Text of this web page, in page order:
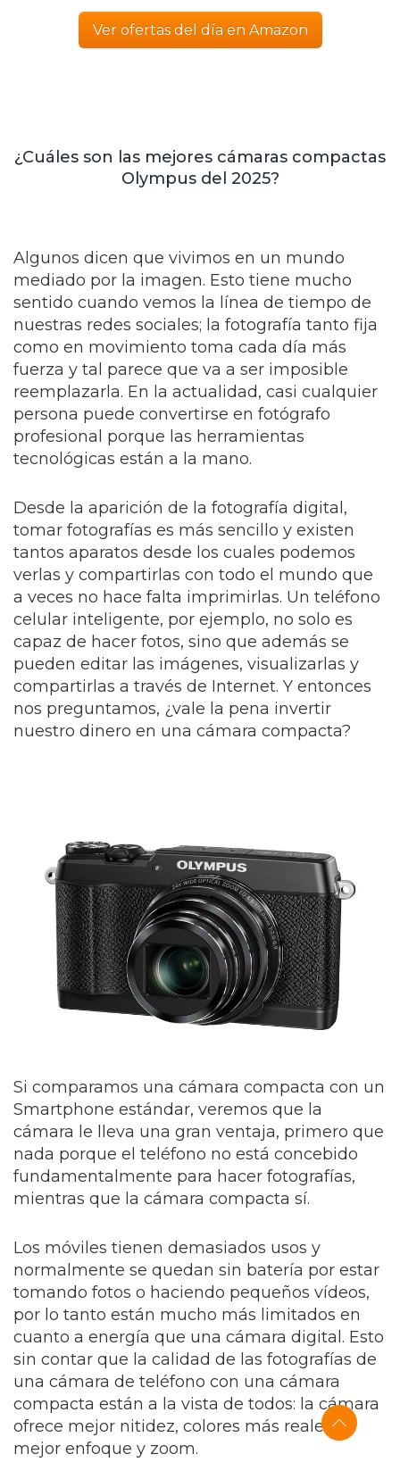
Ver ofertas del día en Amazon
¿Cuáles son las mejores cámaras compactas
Olympus del 2025?
Algunos dicen que vivimos en un mundo
mediado por la imagen. Esto tiene mucho
sentido cuando vemos la línea de tiempo de
nuestras redes sociales; la fotografía tanto fija
como en movimiento toma cada día más
fuerza y tal parece que va a ser imposible
reemplazarla. En la actualidad, casi cualquier
persona puede convertirse en fotógrafo
profesional porque las herramientas
tecnológicas están a la mano.
Desde la aparición de la fotografía digital,
tomar fotografías es más sencillo y existen
tantos aparatos desde los cuales podemos
verlas y compartirlas con todo el mundo que
a veces no hace falta imprimirlas. Un teléfono
celular inteligente, por ejemplo, no solo es
capaz de hacer fotos, sino que además se
pueden editar las imágenes, visualizarlas y
compartirlas a través de Internet. Y entonces
nos preguntamos, ¿vale la pena invertir
nuestro dinero en una cámara compacta?
Si comparamos una cámara compacta con un
Smartphone estándar, veremos que la
cámara le lleva una gran ventaja, primero que
nada porque el teléfono no está concebido
fundamentalmente para hacer fotografías,
mientras que la cámara compacta sí.
Los móviles tienen demasiados usos y
normalmente se quedan sin batería por estar
tomando fotos o haciendo pequeños vídeos,
por lo tanto están mucho más limitados en
cuanto a energía que una cámara digital. Esto
sin contar que la calidad de las fotografías de
una cámara de teléfono con una cámara
compacta están a la vista de todos: la cámara
ofrece mejor nitidez, colores más reales,
mejor enfoque y zoom.